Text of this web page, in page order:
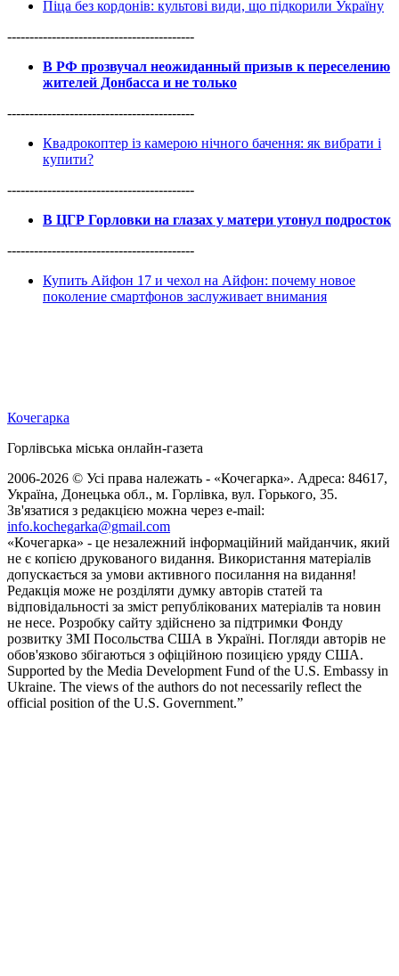
Піца без кордонів: культові види, що підкорили Україну
------------------------------------------
В РФ прозвучал неожиданный призыв к переселению
жителей Донбасса и не только
------------------------------------------
Квадрокоптер із камерою нічного бачення: як вибрати і
купити?
------------------------------------------
В ЦГР Горловки на глазах у матери утонул подросток
------------------------------------------
Купить Айфон 17 и чехол на Айфон: почему новое
поколение смартфонов заслуживает внимания
Кочегарка
Горлівська міська онлайн-газета
2006-2026 © Усі права належать - «Кочегарка». Адреса: 84617,
Україна, Донецька обл., м. Горлівка, вул. Горького, 35.
Зв'язатися з редакцією можна через e-mail:
info.kochegarka@gmail.com
«Кочегарка» - це незалежний інформаційний майданчик, який
не є копією друкованого видання. Використання матеріалів
допускається за умови активного посилання на видання!
Редакція може не розділяти думку авторів статей та
відповідальності за зміст републікованих матеріалів та новин
не несе. Розробку сайту здійснено за підтримки Фонду
розвитку ЗМІ Посольства США в Україні. Погляди авторів не
обов'язково збігаються з офіційною позицією уряду США.
Supported by the Media Development Fund of the U.S. Embassy in
Ukraine. The views of the authors do not necessarily reflect the
official position of the U.S. Government.”